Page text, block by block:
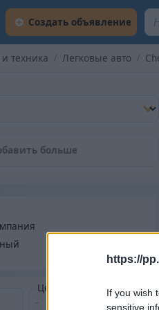
https://
If you wish
sensitive
Создать объявление
техника Легковые авто
больше
Цена до